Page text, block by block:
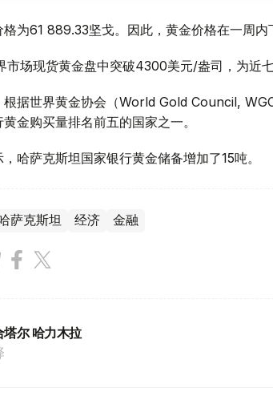
格为61 889.33坚戈。因此，黄金价格在一周内
市场现货黄金盘中突破4300美元/盎司，为近七
根据世界黄金协会（World Gold Council,
金购买量排名前五的国家之一。
哈萨克斯坦国家银行黄金储备增加了15吨。
萨克斯坦 经济 金融
塔尔 哈力木拉